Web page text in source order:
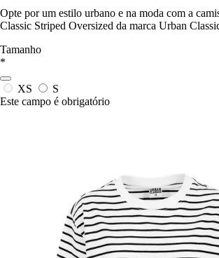
Opte por um estilo urbano e na moda com a
Classic Striped Oversized da marca Urban
Tamanho
*
XS
S
Este campo é obrigatório